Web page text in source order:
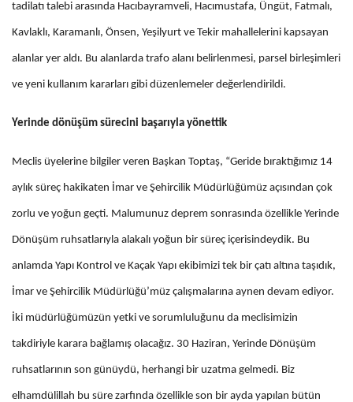
tadilatı talebi arasında Hacıbayramveli, Hacımustafa, Üngüt, Fatmalı,
Kavlaklı, Karamanlı, Önsen, Yeşilyurt ve Tekir mahallelerini kapsayan
alanlar yer aldı. Bu alanlarda trafo alanı belirlenmesi, parsel birleşimleri
ve yeni kullanım kararları gibi düzenlemeler değerlendirildi.
Yerinde dönüşüm sürecini başarıyla yönettik
Meclis üyelerine bilgiler veren Başkan Toptaş, “Geride bıraktığımız 14
aylık süreç hakikaten İmar ve Şehircilik Müdürlüğümüz açısından çok
zorlu ve yoğun geçti. Malumunuz deprem sonrasında özellikle Yerinde
Dönüşüm ruhsatlarıyla alakalı yoğun bir süreç içerisindeydik. Bu
anlamda Yapı Kontrol ve Kaçak Yapı ekibimizi tek bir çatı altına taşıdık,
İmar ve Şehircilik Müdürlüğü’müz çalışmalarına aynen devam ediyor.
İki müdürlüğümüzün yetki ve sorumluluğunu da meclisimizin
takdiriyle karara bağlamış olacağız. 30 Haziran, Yerinde Dönüşüm
ruhsatlarının son günüydü, herhangi bir uzatma gelmedi. Biz
elhamdülillah bu süre zarfında özellikle son bir ayda yapılan bütün